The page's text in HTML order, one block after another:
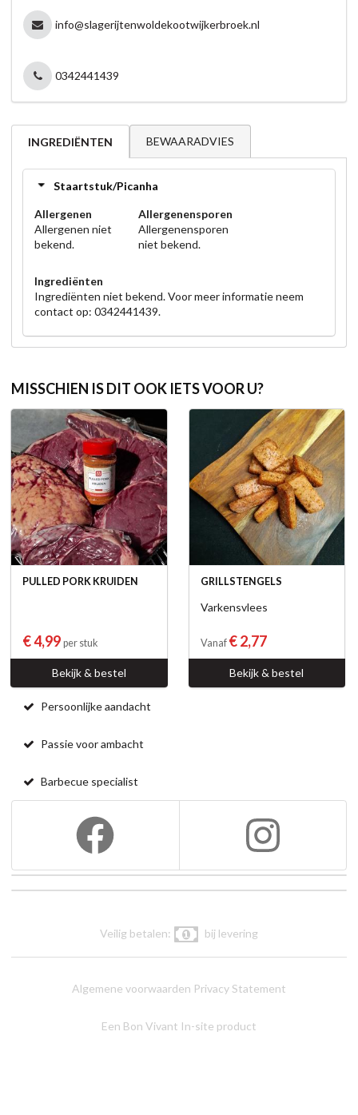
info@slagerijtenwoldekootwijkerbroek.nl
0342441439
INGREDIËNTEN BEWAARADVIES
Staartstuk/Picanha
Allergenen
Allergenen niet
bekend.
Allergenensporen
Allergenensporen
niet bekend.
Ingrediënten
Ingrediënten niet bekend. Voor meer informatie neem
contact op: 0342441439.
MISSCHIEN IS DIT OOK IETS VOOR U?
PULLED PORK KRUIDEN
€ 4,99 per stuk
Bekijk & bestel
GRILLSTENGELS
Varkensvlees
Vanaf € 2,77
Bekijk & bestel
Persoonlijke aandacht
Passie voor ambacht
Barbecue specialist
Veilig betalen: bij levering
Algemene voorwaarden Privacy Statement
Een Bon Vivant In-site product